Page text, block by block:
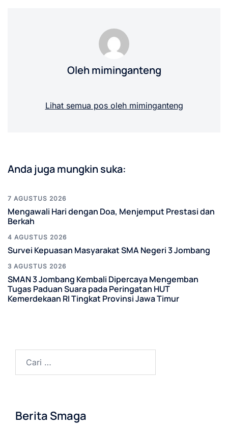
Oleh miminganteng
Lihat semua pos oleh miminganteng
Anda juga mungkin suka:
7 AGUSTUS 2026
Mengawali Hari dengan Doa, Menjemput Prestasi dan
Berkah
4 AGUSTUS 2026
Survei Kepuasan Masyarakat SMA Negeri 3 Jombang
3 AGUSTUS 2026
SMAN 3 Jombang Kembali Dipercaya Mengemban
Tugas Paduan Suara pada Peringatan HUT
Kemerdekaan RI Tingkat Provinsi Jawa Timur
untuk:
Berita Smaga